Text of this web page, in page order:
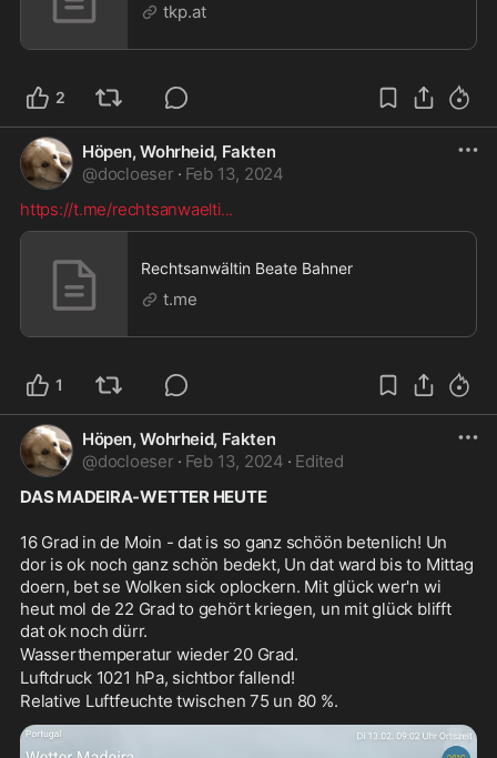
tkp.at
2
Höpen, Wohrheid, Fakten
@docloeser · Feb 13, 2024
https://t.me/rechtsanwaelti...
Rechtsanwältin Beate Bahner
t.me
1
Höpen, Wohrheid, Fakten
@docloeser · Feb 13, 2024 · Edited
DAS MADEIRA-WETTER HEUTE
16 Grad in de Moin - dat is so ganz schöön betenlich! Un
dor is ok noch ganz schön bedekt, Un dat ward bis to Mittag
doern, bet se Wolken sick oplockern. Mit glück wer'n wi
heut mol de 22 Grad to gehört kriegen, un mit glück blifft
dat ok noch dürr.
Wasserthemperatur wieder 20 Grad.
Luftdruck 1021 hPa, sichtbor fallend!
Relative Luftfeuchte twischen 75 un 80 %.